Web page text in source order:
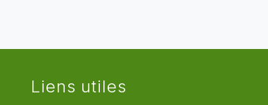
Liens utiles